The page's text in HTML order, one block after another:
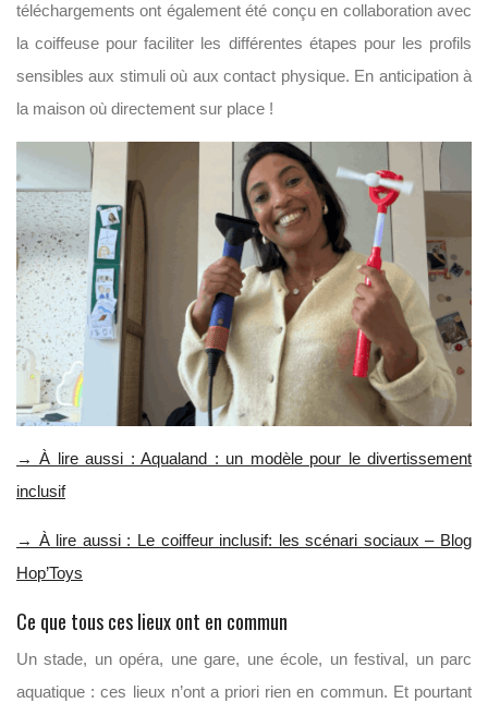
téléchargements ont également été conçu en collaboration avec
la coiffeuse pour faciliter les différentes étapes pour les profils
sensibles aux stimuli où aux contact physique. En anticipation à
la maison où directement sur place !
→ À lire aussi : Aqualand : un modèle pour le divertissement
inclusif
→ À lire aussi : Le coiffeur inclusif: les scénari sociaux – Blog
Hop’Toys
Ce que tous ces lieux ont en commun
Un stade, un opéra, une gare, une école, un festival, un parc
aquatique : ces lieux n’ont a priori rien en commun. Et pourtant